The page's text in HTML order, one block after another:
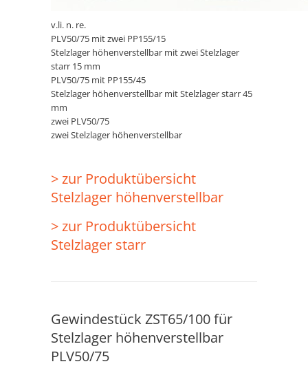
v.li. n. re.
PLV50/75 mit zwei PP155/15
Stelzlager höhenverstellbar mit zwei Stelzlager
starr 15 mm
PLV50/75 mit PP155/45
Stelzlager höhenverstellbar mit Stelzlager starr 45
mm
zwei PLV50/75
zwei Stelzlager höhenverstellbar
> zur Produktübersicht
Stelzlager höhenverstellbar
> zur Produktübersicht
Stelzlager starr
Gewindestück ZST65/100 für
Stelzlager höhenverstellbar
PLV50/75